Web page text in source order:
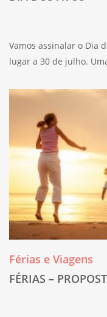
Vamos assinalar o Dia
lugar a 30 de julho.
Férias e Viagens
FÉRIAS –